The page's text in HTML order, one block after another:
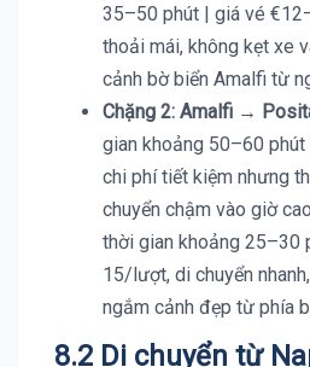
35–50 phút | giá vé
thoải mái, không kẹt xe
cảnh bờ biển Amalfi từ
Chặng 2: Amalfi →
gian khoảng 50–60
chi phí tiết kiệm nhưng
chuyển chậm vào giờ
thời gian khoảng 25–30
15/lượt, di chuyển
ngắm cảnh đẹp từ phía
8.2 Di chuyển từ